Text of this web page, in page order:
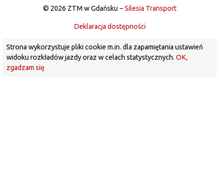
© 2026 ZTM w Gdańsku −Silesia Transport
Deklaracja dostępności
Strona wykorzystuje pliki cookie m.in. dla zapamiętania ustawień
widoku rozkładów jazdy oraz w celach statystycznych. OK,
zgadzam się